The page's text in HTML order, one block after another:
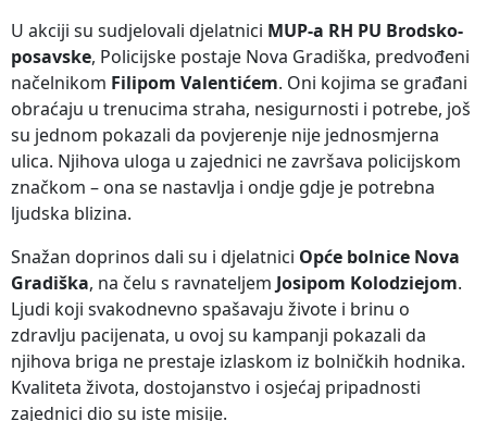
U akciji su sudjelovali djelatnici MUP-a RH PU Brodsko-
posavske, Policijske postaje Nova Gradiška, predvođeni
načelnikom Filipom Valentićem. Oni kojima se građani
obraćaju u trenucima straha, nesigurnosti i potrebe, još
su jednom pokazali da povjerenje nije jednosmjerna
ulica. Njihova uloga u zajednici ne završava policijskom
značkom – ona se nastavlja i ondje gdje je potrebna
ljudska blizina.
Snažan doprinos dali su i djelatnici Opće bolnice Nova
Gradiška, na čelu s ravnateljem Josipom Kolodziejom.
Ljudi koji svakodnevno spašavaju živote i brinu o
zdravlju pacijenata, u ovoj su kampanji pokazali da
njihova briga ne prestaje izlaskom iz bolničkih hodnika.
Kvaliteta života, dostojanstvo i osjećaj pripadnosti
zajednici dio su iste misije.